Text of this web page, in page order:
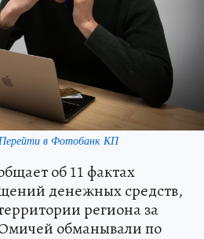
в Фотобанк КП
об 11 фактах
денежных средств,
региона за
обманывали по